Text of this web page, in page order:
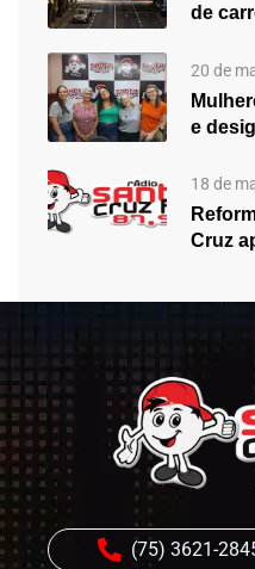
de
20 de
e
18 de
Cruz
(75) 3621-